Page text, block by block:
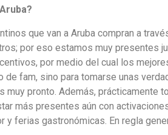
que van a Aruba compran a
por eso estamos muy presentes
por medio del cual los
de fam, sino para tomarse unas
muy pronto. Además, prácticamente
más presentes aún con
ferias gastronómicas. En regla